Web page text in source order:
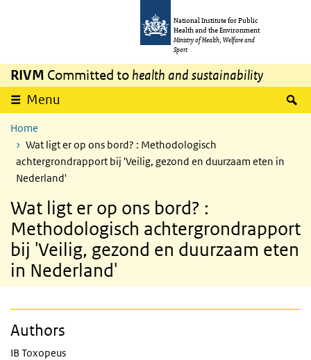
National Institute for Public
Health and the Environment
Ministry of Health, Welfare and
Sport
RIVM Committed to health and sustainability
Menu
Home
Wat ligt er op ons bord? : Methodologisch
achtergrondrapport bij 'Veilig, gezond en duurzaam eten in
Nederland'
Wat ligt er op ons bord? :
Methodologisch achtergrondrapport
bij 'Veilig, gezond en duurzaam eten
in Nederland'
Authors
IB Toxopeus